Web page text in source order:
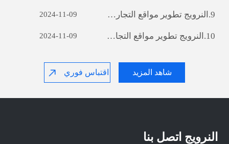
شاهد المزيد اقتباس فوري
9. النرويج‎ تطوير مواقع التجارة الخارجية : A دليل شامل 2024-11-09
10. النرويج‎ تطوير مواقع التجارة الخارجية : A دليل شامل 2024-11-09
النرويج‎ اتصل بنا